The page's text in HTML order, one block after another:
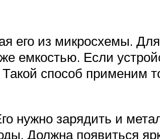
его из микросхемы.
емкостью. Если
способ применим
нужно зарядить и
Должна появиться